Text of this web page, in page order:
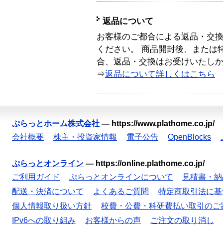
返品について
お客様のご都合による返品・交
ください。 商品開封後、または
合、返品・交換はお受けいたし
⇒返品について詳しくはこちら
ぷらっとホーム株式会社 — https://www.plathome.co.jp/
会社概要
株主・投資家情報 電子公告 OpenBlocks
ぷらっとオンライン — https://online.plathome.co.jp/
ご利用ガイド
ぷらっとオンラインについて
見積書・
配送・決済について
よくあるご質問
特定商取引法に
個人情報取り扱い方針
校費・公費・科研費払い取引のご
IPv6への取り組み
お客様からの声 ご注文の取り消し